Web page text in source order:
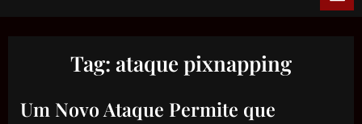
Tag: ataque pixnapping
Um Novo Ataque Permite que